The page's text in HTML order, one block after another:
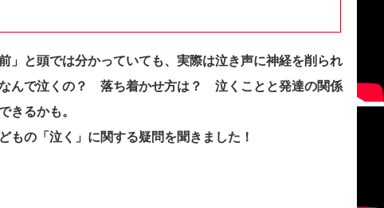
」と頭では分かっていても、実際は泣き声に神経を削られ
んで泣くの？ 落ち着かせ方は？ 泣くことと発達の関係
きるかも。
もの「泣く」に関する疑問を聞きました！